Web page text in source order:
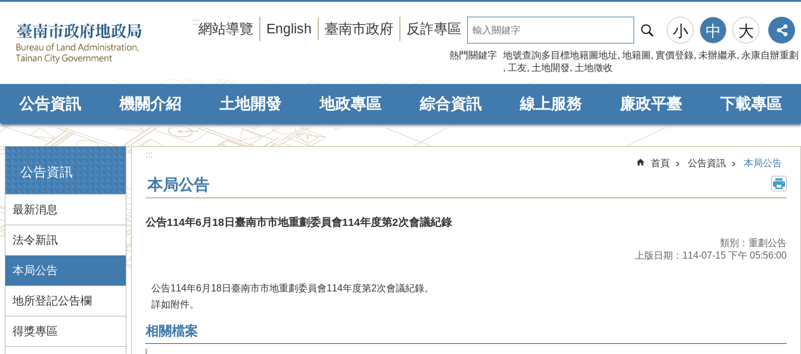
:::網站導覽 English 臺南市政府 反詐專區
尋
熱門關鍵字 地號查詢多目標地籍圖地址 地籍圖 實價登錄 未辦繼承 永康自辦重劃
工友 土地開發 土地徵收
小 中 大
公告資訊 機關介紹 土地開發 地政專區 綜合資訊 線上服務 廉政平臺 下載專區
:::
公告資訊
最新消息
法令新訊
本局公告
地所登記公告欄
得獎專區
:::
首頁
公告資訊 本局公告
本局公告
公告114年6月18日臺南市市地重劃委員會114年度第2次會議紀錄
類別：重劃公告
上版日期：114-07-15 下午 05:56:00
公告114年6月18日臺南市市地重劃委員會114年度第2次會議紀錄。
詳如附件。
相關檔案